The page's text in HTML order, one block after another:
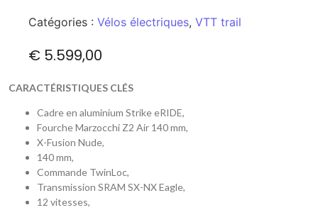
Catégories : Vélos électriques, VTT trail
€ 5.599,00
CARACTÉRISTIQUES CLÉS
Cadre en aluminium Strike eRIDE,
Fourche Marzocchi Z2 Air 140 mm,
X-Fusion Nude,
140 mm,
Commande TwinLoc,
Transmission SRAM SX-NX Eagle,
12 vitesses,